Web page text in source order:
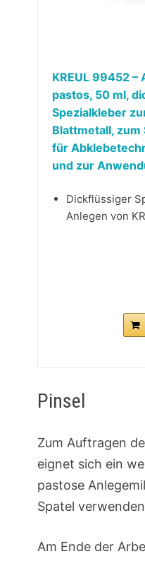
KREUL 99452 –
pastos, 50 ml,
Spezialkleber
Blattmetall, zum
für
und zur
Dickflüssiger
Anlegen von
Pinsel
Zum Auftragen
eignet sich ein
pastose
Spatel
Am Ende der